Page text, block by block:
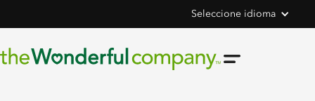
Seleccione idioma